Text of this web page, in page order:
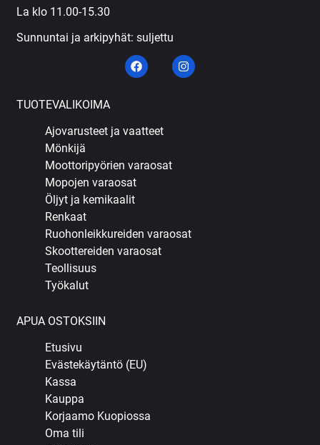
La klo 11.00-15.30
Sunnuntai ja arkipyhät: suljettu
TUOTEVALIKOIMA
Ajovarusteet ja vaatteet
Mönkijä
Moottoripyörien varaosat
Mopojen varaosat
Öljyt ja kemikaalit
Renkaat
Ruohonleikkureiden varaosat
Skoottereiden varaosat
Teollisuus
Työkalut
APUA OSTOKSIIN
Etusivu
Evästekäytäntö (EU)
Kassa
Kauppa
Korjaamo Kuopiossa
Oma tili